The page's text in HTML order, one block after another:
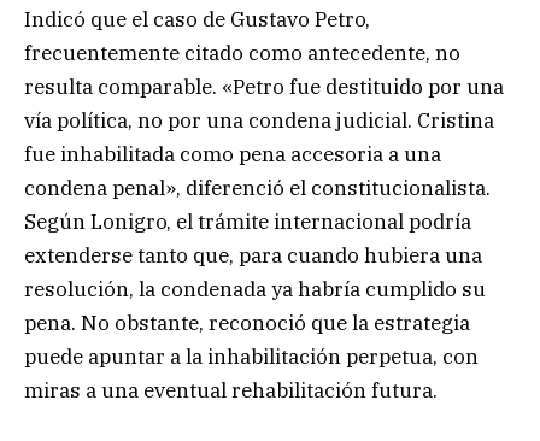
Indicó que el caso de Gustavo Petro,
frecuentemente citado como antecedente, no
resulta comparable. «Petro fue destituido por una
vía política, no por una condena judicial. Cristina
fue inhabilitada como pena accesoria a una
condena penal», diferenció el constitucionalista.
Según Lonigro, el trámite internacional podría
extenderse tanto que, para cuando hubiera una
resolución, la condenada ya habría cumplido su
pena. No obstante, reconoció que la estrategia
puede apuntar a la inhabilitación perpetua, con
miras a una eventual rehabilitación futura.